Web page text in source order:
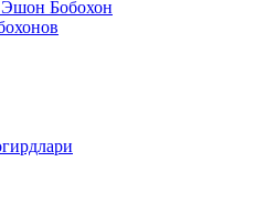
Эшон Бобохон